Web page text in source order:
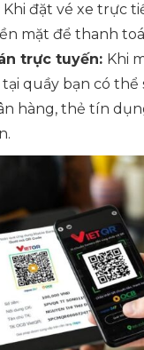
Khi đặt vé xe trực
mặt để thanh
trực tuyến: Khi
tại quầy bạn có thể
hàng, thẻ tín